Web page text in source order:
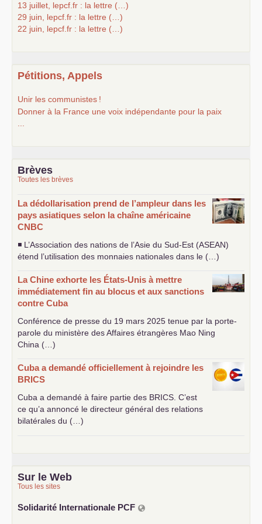
13 juillet, lepcf.fr : la lettre (…)
29 juin, lepcf.fr : la lettre (…)
22 juin, lepcf.fr : la lettre (…)
Pétitions, Appels
Unir les communistes !
Donner à la France une voix indépendante pour la paix
Brèves
Toutes les brèves
La dédollarisation prend de l’ampleur dans les
pays asiatiques selon la chaîne américaine
CNBC
◾ L’Association des nations de l’Asie du Sud-Est (ASEAN)
étend l’utilisation des monnaies nationales dans le (…)
La Chine exhorte les États-Unis à mettre
immédiatement fin au blocus et aux sanctions
contre Cuba
Conférence de presse du 19 mars 2025 tenue par la porte-
parole du ministère des Affaires étrangères Mao Ning
China (…)
Cuba a demandé officiellement à rejoindre les
BRICS
Cuba a demandé à faire partie des BRICS . C’est
ce qu’a annoncé le directeur général des relations
bilatérales du (…)
Sur le Web
Tous les sites
Solidarité Internationale PCF